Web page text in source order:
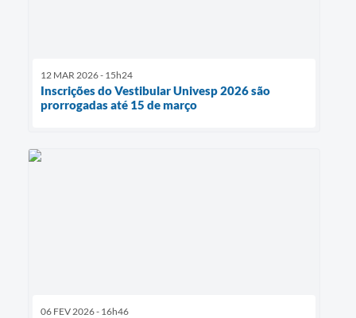
12 MAR 2026 - 15h24
Inscrições do Vestibular Univesp 2026 são
prorrogadas até 15 de março
06 FEV 2026 - 16h46